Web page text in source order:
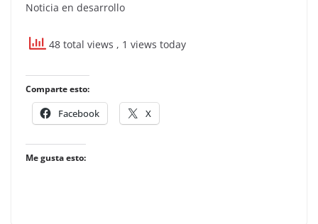
Noticia en desarrollo
48 total views , 1 views today
Comparte esto:
Facebook X
Me gusta esto: